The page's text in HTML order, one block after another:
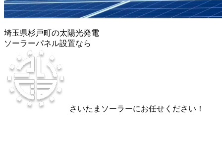
埼玉県杉戸町の太陽光発電
ソーラーパネル設置なら
さいたまソーラーにお任せください！